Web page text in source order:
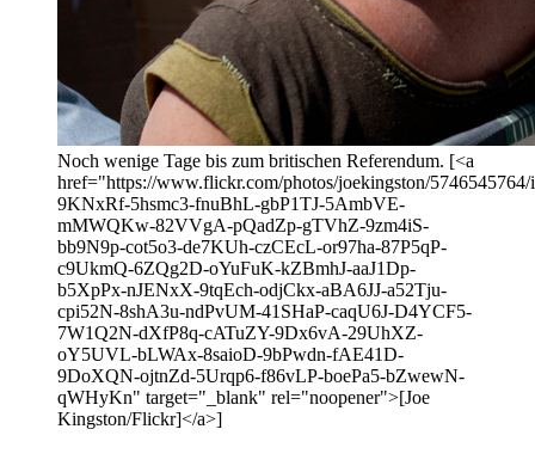
Noch wenige Tage bis zum britischen Referendum. [<a
href="https://www.flickr.com/photos/joekingston/
9KNxRf-5hsmc3-fnuBhL-gbP1TJ-5AmbVE-
mMWQKw-82VVgA-pQadZp-gTVhZ-9zm4iS-
bb9N9p-cot5o3-de7KUh-czCEcL-or97ha-87P5qP-
c9UkmQ-6ZQg2D-oYuFuK-kZBmhJ-aaJ1Dp-
b5XpPx-nJENxX-9tqEch-odjCkx-aBA6JJ-a52Tju-
cpi52N-8shA3u-ndPvUM-41SHaP-caqU6J-D4YCF5-
7W1Q2N-dXfP8q-cATuZY-9Dx6vA-29UhXZ-
oY5UVL-bLWAx-8saioD-9bPwdn-fAE41D-
9DoXQN-ojtnZd-5Urqp6-f86vLP-boePa5-bZwewN-
qWHyKn" target="_blank" rel="noopener">[Joe
Kingston/Flickr]</a>]